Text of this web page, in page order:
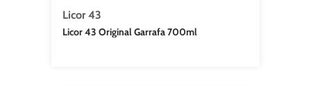
Licor 43
Licor 43 Original Garrafa 700ml